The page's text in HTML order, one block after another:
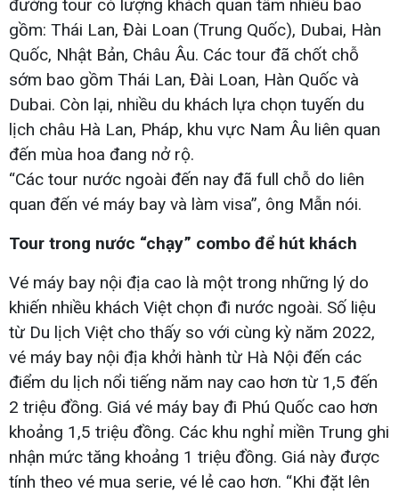
đường tour có lượng khách quan tâm nhiều bao
gồm: Thái Lan, Đài Loan (Trung Quốc), Dubai, Hàn
Quốc, Nhật Bản, Châu Âu. Các tour đã chốt chỗ
sớm bao gồm Thái Lan, Đài Loan, Hàn Quốc và
Dubai. Còn lại, nhiều du khách lựa chọn tuyến du
lịch châu Hà Lan, Pháp, khu vực Nam Âu liên quan
đến mùa hoa đang nở rộ.
“Các tour nước ngoài đến nay đã full chỗ do liên
quan đến vé máy bay và làm visa”, ông Mẫn nói.
Tour trong nước “chạy” combo để hút khách
Vé máy bay nội địa cao là một trong những lý do
khiến nhiều khách Việt chọn đi nước ngoài. Số liệu
từ Du lịch Việt cho thấy so với cùng kỳ năm 2022,
vé máy bay nội địa khởi hành từ Hà Nội đến các
điểm du lịch nổi tiếng năm nay cao hơn từ 1,5 đến
2 triệu đồng. Giá vé máy bay đi Phú Quốc cao hơn
khoảng 1,5 triệu đồng. Các khu nghỉ miền Trung ghi
nhận mức tăng khoảng 1 triệu đồng. Giá này được
tính theo vé mua serie, vé lẻ cao hơn. “Khi đặt lên